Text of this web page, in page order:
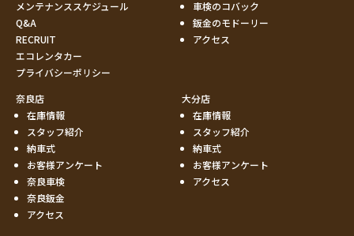
メンテナンススケジュール
Q&A
RECRUIT
エコレンタカー
プライバシーポリシー
車検のコバック
鈑金のモドーリー
アクセス
奈良店
在庫情報
スタッフ紹介
納車式
お客様アンケート
奈良車検
奈良鈑金
アクセス
大分店
在庫情報
スタッフ紹介
納車式
お客様アンケート
アクセス